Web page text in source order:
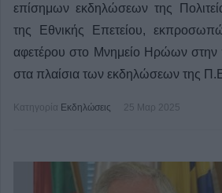
επίσημων εκδηλώσεων της
της Εθνικής Επετείου,
αφετέρου στο Μνημείο Ηρώων στην
στα πλαίσια των εκδηλώσεων της
Κατηγορία Εκδηλώσεις 25 Μαρ 2025